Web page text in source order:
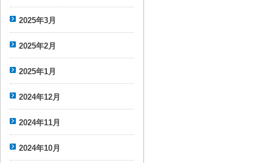
2025年3月
2025年2月
2025年1月
2024年12月
2024年11月
2024年10月